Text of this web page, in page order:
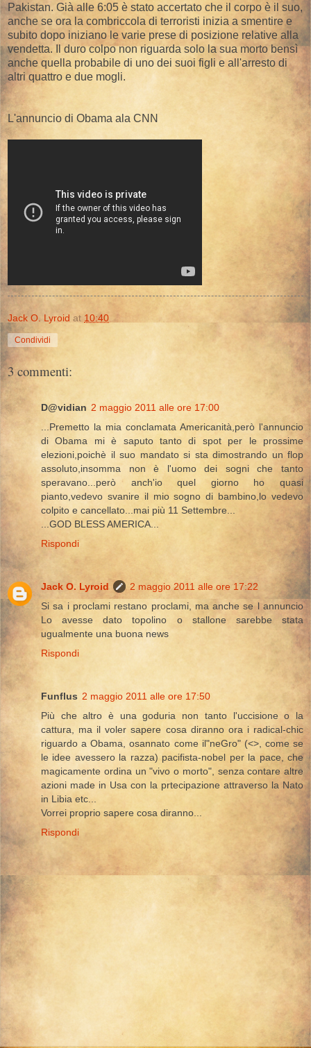
Pakistan. Già alle 6:05 è stato accertato che il corpo è il suo,
anche se ora la combriccola di terroristi inizia a smentire e
subito dopo iniziano le varie prese di posizione relative alla
vendetta. Il duro colpo non riguarda solo la sua morto bensì
anche quella probabile di uno dei suoi figli e all'arresto di
altri quattro e due mogli.
L'annuncio di Obama ala CNN
Jack O. Lyroid at 10:40
Condividi
3 commenti:
D@vidian 2 maggio 2011 alle ore 17:00
...Premetto la mia conclamata Americanità,però l'annuncio
di Obama mi è saputo tanto di spot per le prossime
elezioni,poichè il suo mandato si sta dimostrando un flop
assoluto,insomma non è l'uomo dei sogni che tanto
speravano...però anch'io quel giorno ho quasi
pianto,vedevo svanire il mio sogno di bambino,lo vedevo
colpito e cancellato...mai più 11 Settembre...
...GOD BLESS AMERICA...
Rispondi
Jack O. Lyroid
2 maggio 2011 alle ore 17:22
Si sa i proclami restano proclami, ma anche se l annuncio
Lo avesse dato topolino o stallone sarebbe stata
ugualmente una buona news
Rispondi
Funflus 2 maggio 2011 alle ore 17:50
Più che altro è una goduria non tanto l'uccisione o la
cattura, ma il voler sapere cosa diranno ora i radical-chic
riguardo a Obama, osannato come il"neGro" (<>, come se
le idee avessero la razza) pacifista-nobel per la pace, che
magicamente ordina un "vivo o morto", senza contare altre
azioni made in Usa con la prtecipazione attraverso la Nato
in Libia etc...
Vorrei proprio sapere cosa diranno...
Rispondi